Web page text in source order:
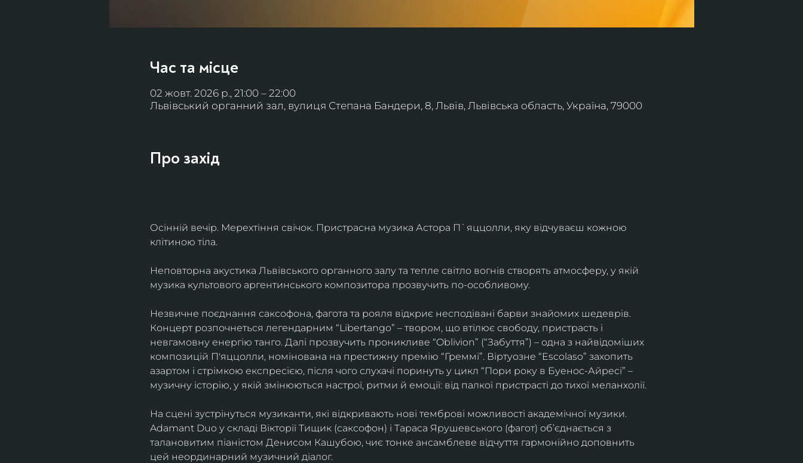
Час та місце
02 жовт. 2026 р., 21:00 – 22:00
Львівський органний зал, вулиця Степана Бандери, 8, Львів, Львівська область, Україна, 79000
Про захід
Осінній вечір. Мерехтіння свічок. Пристрасна музика Астора П`яццолли, яку відчуваєш кожною
клітиною тіла.
Неповторна акустика Львівського органного залу та тепле світло вогнів створять атмосферу, у якій
музика культового аргентинського композитора прозвучить по-особливому.
Незвичне поєднання саксофона, фагота та рояля відкриє несподівані барви знайомих шедеврів.
Концерт розпочнеться легендарним “Libertango” – твором, що втілює свободу, пристрасть і
невгамовну енергію танго. Далі прозвучить проникливе “Oblivion” (“Забуття”) – одна з найвідоміших
композицій П'яццолли, номінована на престижну премію “Греммі”. Віртуозне “Escolaso” захопить
азартом і стрімкою експресією, після чого слухачі поринуть у цикл “Пори року в Буенос-Айресі” –
музичну історію, у якій змінюються настрої, ритми й емоції: від палкої пристрасті до тихої меланхолії.
На сцені зустрінуться музиканти, які відкривають нові темброві можливості академічної музики.
Adamant Duo у складі Вікторії Тищик (саксофон) і Тараса Ярушевського (фагот) об’єднається з
талановитим піаністом Денисом Кашубою, чиє тонке ансамблеве відчуття гармонійно доповнить
цей неординарний музичний діалог.